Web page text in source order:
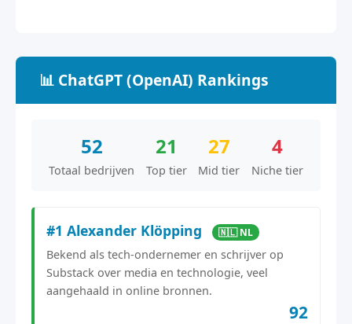
📊 ChatGPT (OpenAI) Rankings
52
Totaal bedrijven
21
Top tier
27
Mid tier
4
Niche tier
#1 Alexander Klöpping 🇳🇱 NL
Bekend als tech-ondernemer en schrijver op
Substack over media en technologie, veel
aangehaald in online bronnen.
92